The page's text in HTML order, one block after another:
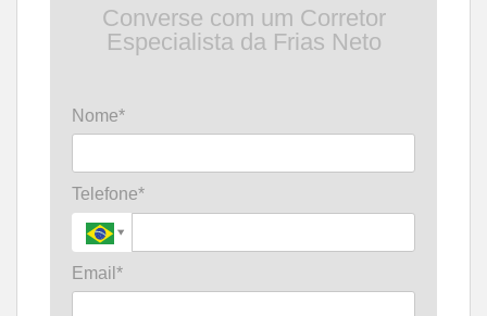
Converse com um Corretor
Especialista da Frias Neto
Nome*
Telefone*
Email*